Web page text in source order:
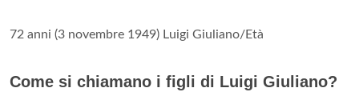
72 anni (3 novembre 1949) Luigi Giuliano/Età
Come si chiamano i figli di Luigi Giuliano?